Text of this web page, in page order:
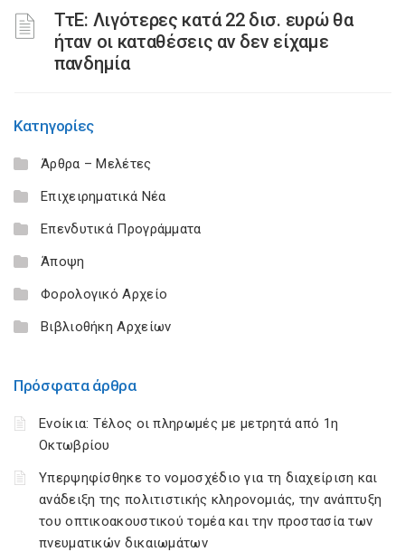
ΤτΕ: Λιγότερες κατά 22 δισ. ευρώ θα
ήταν οι καταθέσεις αν δεν είχαμε
πανδημία
Κατηγορίες
Άρθρα – Μελέτες
Επιχειρηματικά Νέα
Επενδυτικά Προγράμματα
Άποψη
Φορολογικό Αρχείο
Βιβλιοθήκη Αρχείων
Πρόσφατα άρθρα
Ενοίκια: Τέλος οι πληρωμές με μετρητά από 1η
Οκτωβρίου
Υπερψηφίσθηκε το νομοσχέδιο για τη διαχείριση και
ανάδειξη της πολιτιστικής κληρονομιάς, την ανάπτυξη
του οπτικοακουστικού τομέα και την προστασία των
πνευματικών δικαιωμάτων